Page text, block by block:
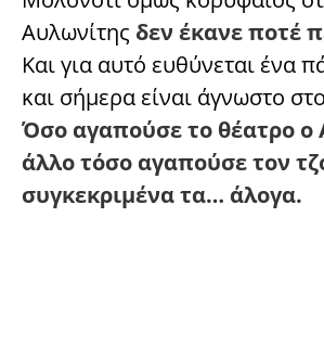
Αυλωνίτης δεν έκανε ποτέ
Και για αυτό ευθύνεται ένα
και σήμερα είναι άγνωστο
Όσο αγαπούσε το θέατρο ο
άλλο τόσο αγαπούσε τον
συγκεκριμένα τα… άλογα.